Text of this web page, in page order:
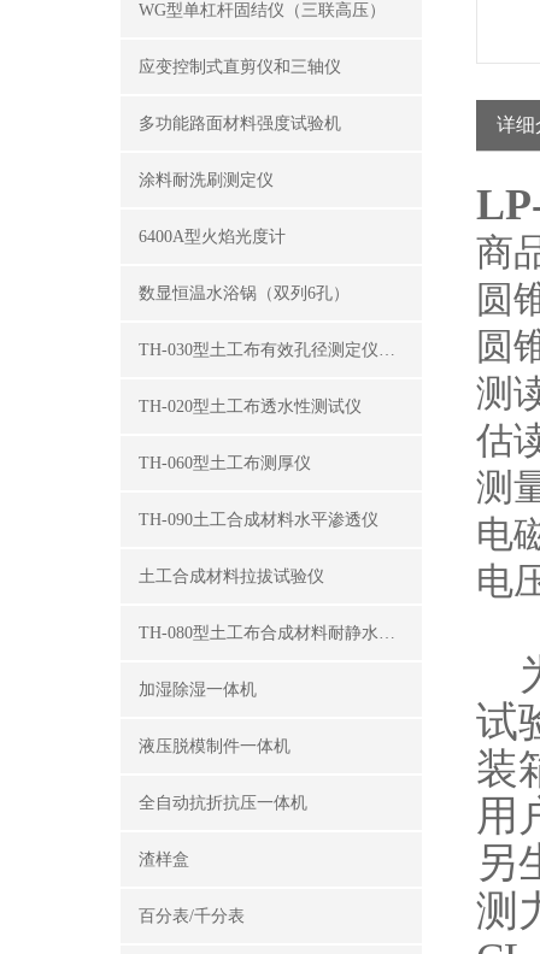
WG型单杠杆固结仪（三联高压）
应变控制式直剪仪和三轴仪
多功能路面材料强度试验机
涂料耐洗刷测定仪
6400A型火焰光度计
数显恒温水浴锅（双列6孔）
TH-030型土工布有效孔径测定仪（湿筛法）
TH-020型土工布透水性测试仪
TH-060型土工布测厚仪
TH-090土工合成材料水平渗透仪
土工合成材料拉拔试验仪
TH-080型土工布合成材料耐静水压测定仪
加湿除湿一体机
液压脱模制件一体机
全自动抗折抗压一体机
渣样盒
百分表/千分表
详细
商
圆
圆
测
估
测
电
电
试
装
用
另
测